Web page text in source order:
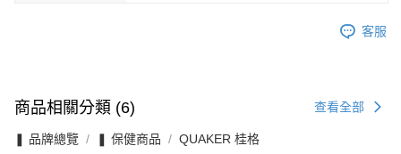
客服
商品相關分類 (6) 查看全部
❚ 品牌總覽 ❚ 保健商品 QUAKER 桂格